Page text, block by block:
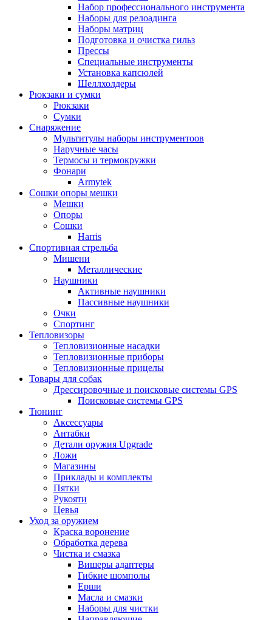
Набор профессионального инструмента
Наборы для релоадинга
Наборы матриц
Подготовка и очистка гильз
Прессы
Специальные инструменты
Установка капсюлей
Шеллхолдеры
Рюкзаки и сумки
Рюкзаки
Сумки
Снаряжение
Мультитулы наборы инструментоов
Наручные часы
Термосы и термокружки
Фонари
Armytek
Сошки опоры мешки
Мешки
Опоры
Сошки
Harris
Спортивная стрельба
Мишени
Металлические
Наушники
Активные наушники
Пассивные наушники
Очки
Спортинг
Тепловизоры
Тепловизионные насадки
Тепловизионные приборы
Тепловизионные прицелы
Товары для собак
Дрессировочные и поисковые системы GPS
Поисковые системы GPS
Тюнинг
Аксессуары
Антабки
Детали оружия Upgrade
Ложи
Магазины
Приклады и комплекты
Пятки
Рукояти
Цевья
Уход за оружием
Краска воронение
Обработка дерева
Чистка и смазка
Вишеры адаптеры
Гибкие шомполы
Ерши
Масла и смазки
Наборы для чистки